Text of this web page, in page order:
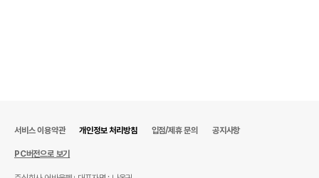
서비스 이용약관 개인정보 처리방침 입점/제휴 문의 공지사항
PC버전으로 보기